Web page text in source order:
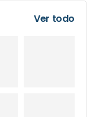
Ver todo